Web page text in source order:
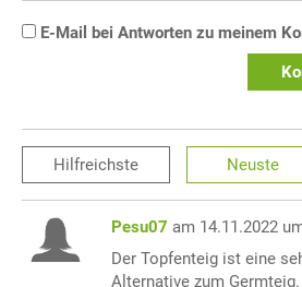
E-Mail bei Antworten zu meinem
Hilfreichste Neuste
Pesu07 am 14.11.2022
Der Topfenteig ist eine
Alternative zum